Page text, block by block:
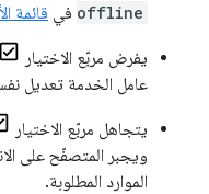
offline في قائمة
يفرض مربّع الاختيار
عامل الخدمة تعديل
يتجاهل مربّع الاختيار
ويجبر المتصفّح على
الموارد المطلوبة.